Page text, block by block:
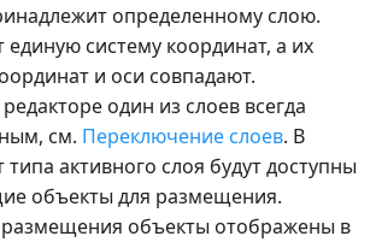
определенному слою.
систему координат, а их
и оси совпадают.
один из слоев всегда
см. Переключение слоев. В
активного слоя будут доступны
объекты для размещения.
объекты отображены в